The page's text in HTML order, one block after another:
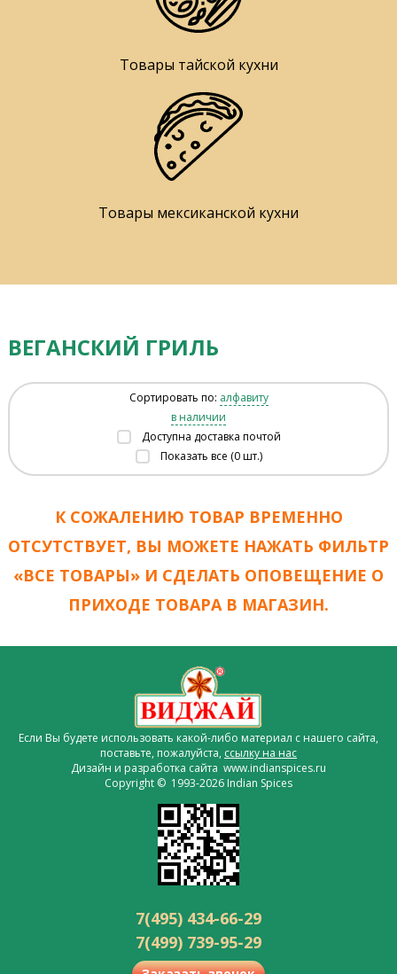
Товары тайской кухни
Товары мексиканской кухни
ВЕГАНСКИЙ ГРИЛЬ
Сортировать по: алфавиту
в наличии
Доступна доставка почтой
Показать все (0 шт.)
К СОЖАЛЕНИЮ ТОВАР ВРЕМЕННО
ОТСУТСТВУЕТ, ВЫ МОЖЕТЕ НАЖАТЬ ФИЛЬТР
«ВСЕ ТОВАРЫ» И СДЕЛАТЬ ОПОВЕЩЕНИЕ О
ПРИХОДЕ ТОВАРА В МАГАЗИН.
Если Вы будете использовать какой-либо материал с нашего сайта,
поставьте, пожалуйста, ссылку на нас
Дизайн и разработка сайта www.indianspices.ru
Copyright © 1993-2026 Indian Spices
7(495) 434-66-29
7(499) 739-95-29